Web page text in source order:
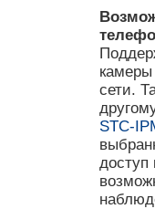
сети.
STC-